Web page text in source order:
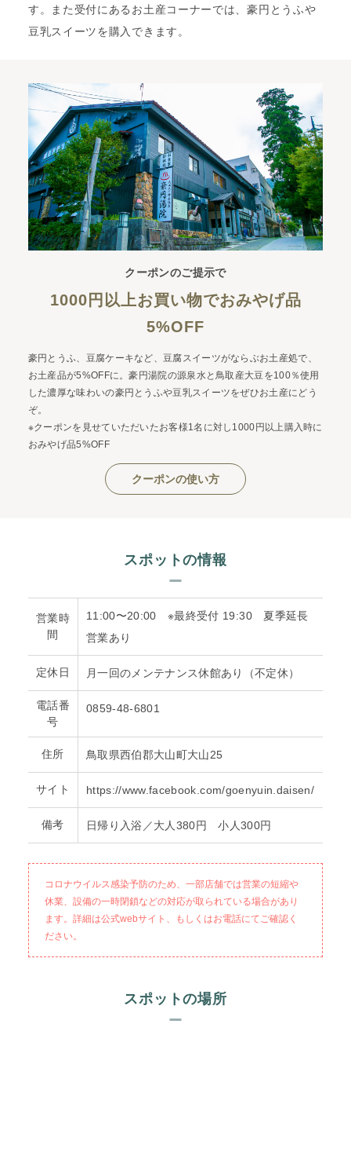
す。また受付にあるお土産コーナーでは、豪円とうふや
豆乳スイーツを購入できます。
クーポンのご提示で
1000円以上お買い物でおみやげ品
5%OFF
豪円とうふ、豆腐ケーキなど、豆腐スイーツがならぶお土産処で、
お土産品が5%OFFに。豪円湯院の源泉水と鳥取産大豆を100％使用
した濃厚な味わいの豪円とうふや豆乳スイーツをぜひお土産にどう
ぞ。
※クーポンを見せていただいたお客様1名に対し1000円以上購入時に
おみやげ品5%OFF
クーポンの使い方
スポットの情報
営業時
間
11:00〜20:00 ※最終受付 19:30 夏季延長
営業あり
定休日 月一回のメンテナンス休館あり（不定休）
電話番
号
0859-48-6801
住所 鳥取県西伯郡大山町大山25
サイト https://www.facebook.com/goenyuin.daisen/
備考 日帰り入浴／大人380円 小人300円
コロナウイルス感染予防のため、一部店舗では営業の短縮や
休業、設備の一時閉鎖などの対応が取られている場合があり
ます。詳細は公式webサイト、もしくはお電話にてご確認く
ださい。
スポットの場所